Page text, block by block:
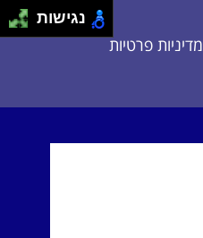
מדיניות פרטיות
נגישות